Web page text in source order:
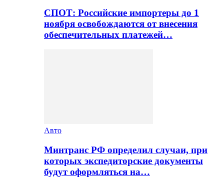
СПОТ: Российские импортеры до 1
ноября освобождаются от внесения
обеспечительных платежей…
Авто
Минтранс РФ определил случаи, при
которых экспедиторские документы
будут оформляться на…